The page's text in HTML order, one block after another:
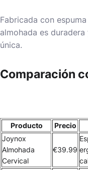
Fabricada con
almohada es
única.
Comparación
Producto Precio
Joynox
Almohada
Cervical
€39.99